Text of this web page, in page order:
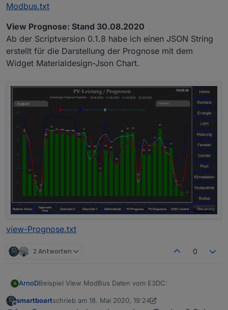
Modbus.txt
View Prognose: Stand 30.08.2020
Ab der Scriptversion 0.1.8 habe ich einen JSON String
erstellt für die Darstellung der Prognose mit dem
Widget Materialdesign-Json Chart.
view-Prognose.txt
2 Antworten 0
A ArnoDBeispiel View ModBus Daten vom E3DC:
Offline
smartboartschrieb am 18. Mai 2020, 19:24
zuletzt editiert von smartboart